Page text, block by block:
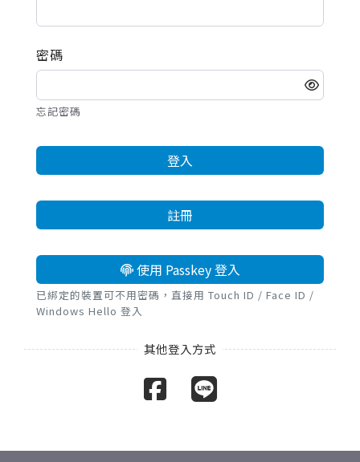
密碼
忘記密碼
登入
註冊
使用 Passkey 登入
已綁定的裝置可不用密碼，直接用 Touch ID / Face ID /
Windows Hello 登入